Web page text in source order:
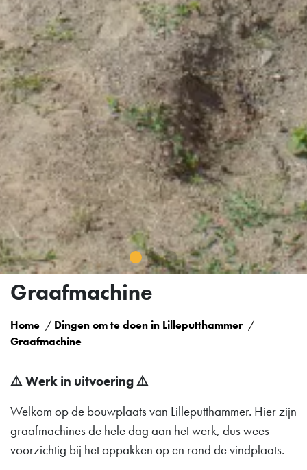
Graafmachine
Home
Dingen om te doen in Lilleputthammer
Graafmachine
⚠️Werk in uitvoering⚠️
Welkom op de bouwplaats van Lilleputthammer. Hier zijn
graafmachines de hele dag aan het werk, dus wees
voorzichtig bij het oppakken op en rond de vindplaats.